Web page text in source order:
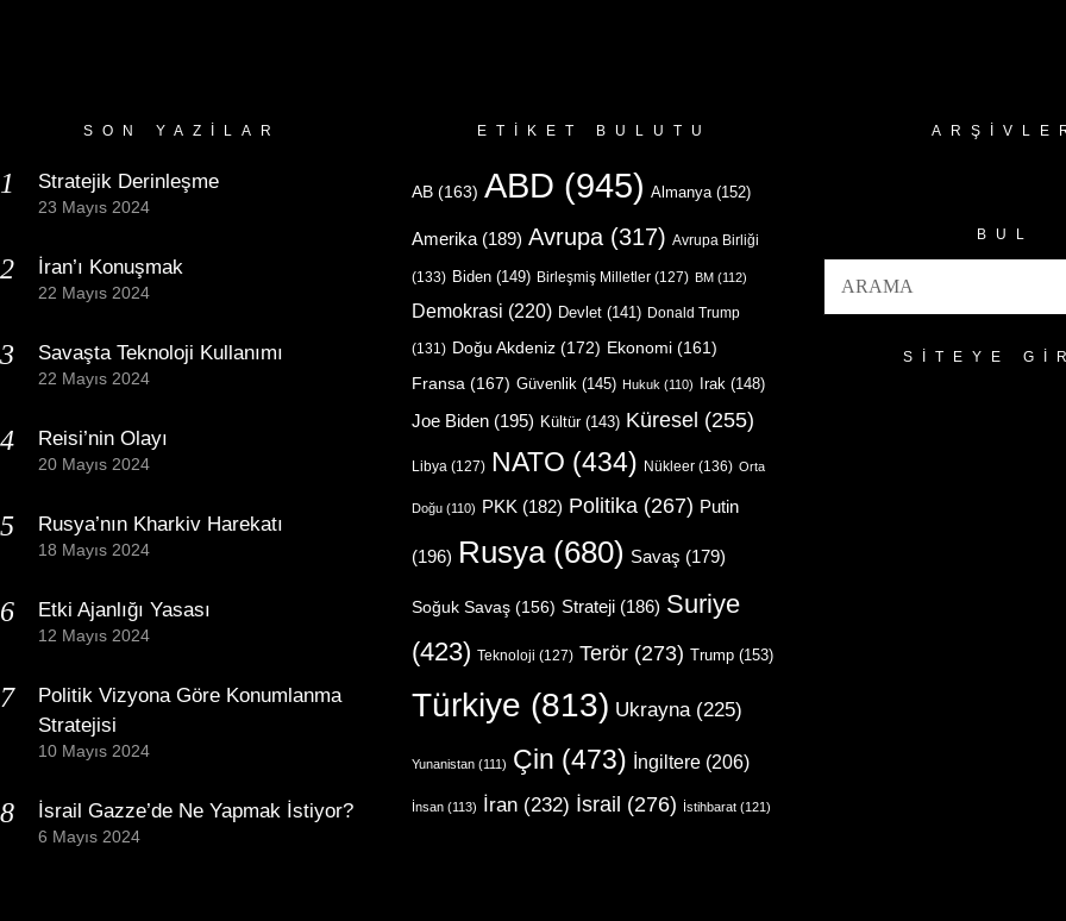
SON YAZILAR
Stratejik Derinleşme
23 Mayıs 2024
İran’ı Konuşmak
22 Mayıs 2024
Savaşta Teknoloji Kullanımı
22 Mayıs 2024
Reisi’nin Olayı
20 Mayıs 2024
Rusya’nın Kharkiv Harekatı
18 Mayıs 2024
Etki Ajanlığı Yasası
12 Mayıs 2024
Politik Vizyona Göre Konumlanma
Stratejisi
10 Mayıs 2024
İsrail Gazze’de Ne Yapmak İstiyor?
6 Mayıs 2024
ETIKET BULUTU
AB (163) ABD (945) Almanya(152)
Amerika (189) Avrupa (317) Avrupa Birliği
(133) Biden (149) Birleşmiş Milletler (127) BM (112)
Demokrasi (220) Devlet (141) Donald Trump
(131) Doğu Akdeniz (172) Ekonomi (161)
Fransa (167) Güvenlik (145) Hukuk (110) Irak (148)
Joe Biden (195) Kültür(143) Küresel (255)
Libya (127) NATO (434) Nükleer (136) Orta
Doğu (110) PKK (182) Politika (267) Putin
(196) Rusya(680) Savaş (179)
Soğuk Savaş (156) Strateji (186) Suriye
(423) Teknoloji (127) Terör (273) Trump (153)
Türkiye (813) Ukrayna(225)
Yunanistan (111) Çin (473) İngiltere (206)
İnsan (113) İran (232) İsrail (276) İstihbarat (121)
BUL
SITEYE